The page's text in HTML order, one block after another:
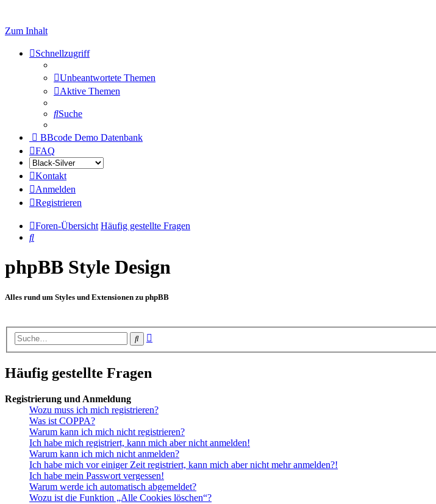
Zum Inhalt
Schnellzugriff
Unbeantwortete Themen
Aktive Themen
Suche
BBcode Demo Datenbank
FAQ
Kontakt
Anmelden
Registrieren
Foren-Übersicht Häufig gestellte Fragen
Suche
phpBB Style Design
Alles rund um Styles und Extensionen zu phpBB
Suche
Häufig gestellte Fragen
Registrierung und Anmeldung
Wozu muss ich mich registrieren?
Was ist COPPA?
Warum kann ich mich nicht registrieren?
Ich habe mich registriert, kann mich aber nicht anmelden!
Warum kann ich mich nicht anmelden?
Ich habe mich vor einiger Zeit registriert, kann mich aber nicht mehr anmelden?!
Ich habe mein Passwort vergessen!
Warum werde ich automatisch abgemeldet?
Wozu ist die Funktion „Alle Cookies löschen“?